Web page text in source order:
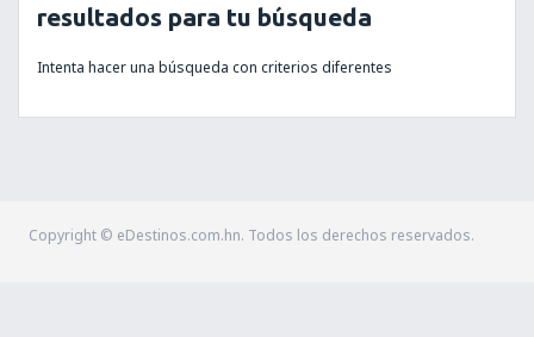
resultados para tu búsqueda
Intenta hacer una búsqueda con criterios diferentes
Copyright © eDestinos.com.hn. Todos los derechos reservados.